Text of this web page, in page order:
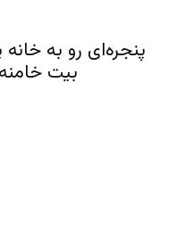
پنجره‌ای رو به
بیت خامنه‌ای ـ ۱۶